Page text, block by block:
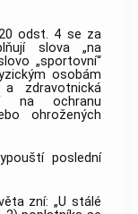
odst. 4 se za
slova „na
„sportovní“
osobám
a zdravotnická
na ochranu
ohrožených
poslední
zní: „U stálé